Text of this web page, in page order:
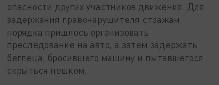
опасности других участников движения. Для
задержания правонарушителя стражам
порядка пришлось организовать
преследование на авто, а затем задержать
беглеца, бросившего машину и пытавшегося
скрыться пешком.